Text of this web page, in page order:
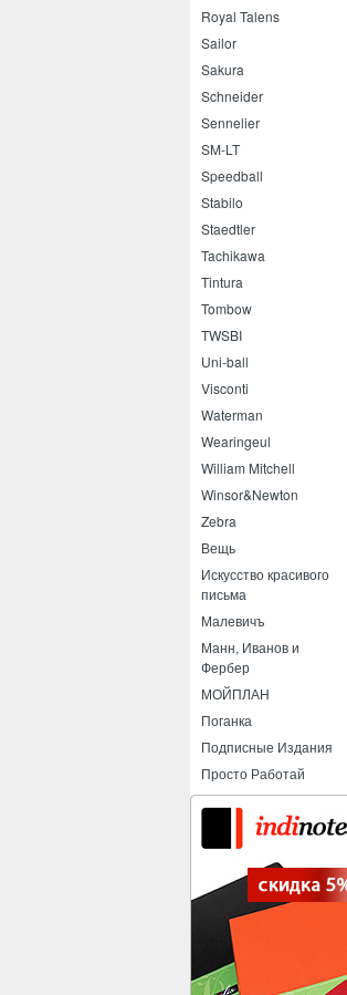
Royal Talens
Sailor
Sakura
Schneider
Sennelier
SM-LT
Speedball
Stabilo
Staedtler
Tachikawa
Tintura
Tombow
TWSBI
Uni-ball
Visconti
Waterman
Wearingeul
William Mitchell
Winsor&Newton
Zebra
Вещь
Искусство красивого
письма
Малевичъ
Манн, Иванов и
Фербер
МОЙПЛАН
Поганка
Подписные Издания
Просто Работай
Uni-ball Pin Fine Line 0.03 линер